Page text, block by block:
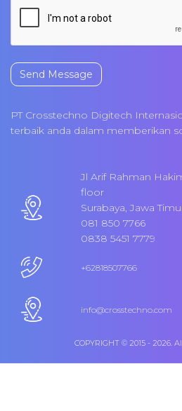
Send Message
PT Crosstechno Digitech
terbaik anda dalam memberikan
Jl Arif Rahman
floor
Surabaya, Jawa
081 850 7766
0838 5451 7779
+62818507766
info@crosstechno.com
COPYRIGHT © 2015 - 2026.